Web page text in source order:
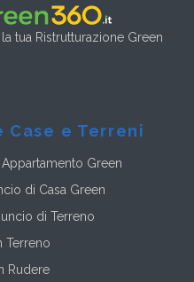
tua Ristrutturazione Green
Case e Terreni
Green
di Casa Green
di Terreno
Terreno
Rudere